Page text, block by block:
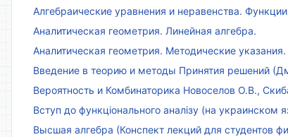
Алгебраические уравнения и неравенства.
Аналитическая геометрия. Линейная алгебра.
Аналитическая геометрия. Методические указания.
Введение в теорию и методы Принятия решений
Вероятность и Комбинаторика Новоселов О.В.,
Вступ до функціонального аналізу (на украинском
Высшая алгебра (Конспект лекций для студентов